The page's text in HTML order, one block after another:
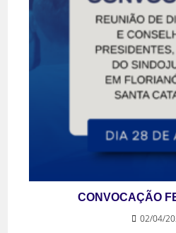
CONVOCAÇÃO
02/04/